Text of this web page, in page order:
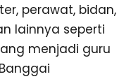
perawat, bidan,
lainnya seperti
menjadi guru
Banggai